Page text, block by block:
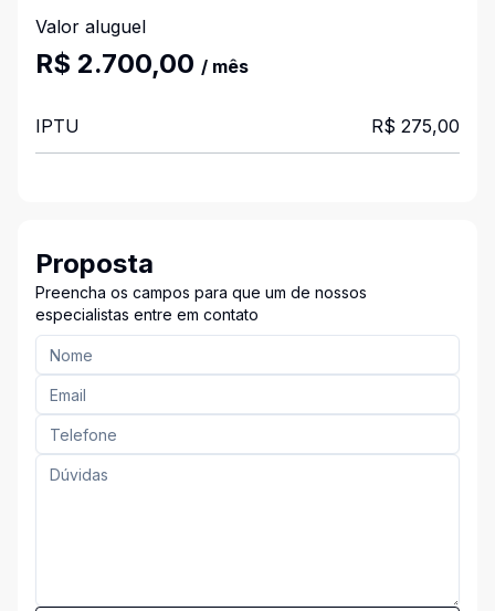
Valor aluguel
R$ 2.700,00 / mês
IPTU R$ 275,00
Proposta
Preencha os campos para que um de nossos
especialistas entre em contato